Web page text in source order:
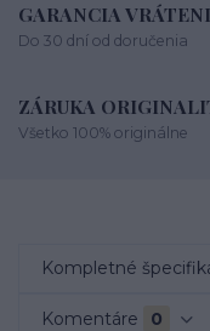
GARANCIA
Do 30 dní od doručenia
ZÁRUKA
Všetko 100% originálne
Kompletné
Komentáre 0